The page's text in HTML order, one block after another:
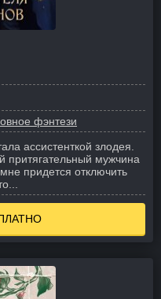
фэнтези
ассистенткой злодея.
притягательный мужчина
придется отключить